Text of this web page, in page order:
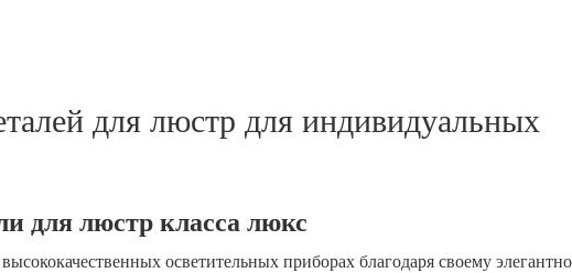
для люстр для индивидуальных
для люстр класса люкс
осветительных приборах благодаря своему